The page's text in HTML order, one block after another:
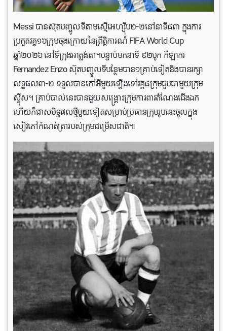
Messi បានស៊ុតបញ្ចូលទីតាមស្មើអេហ្ស៊ីប២-២នៅនាទី៨៣ ក្នុងការ
ប្រកួតវគ្គ១៦ក្រុមចុងក្រោយនៃព្រឹត្តិការណ៍ FIFA World Cup
ឆ្នាំ២០២៦ នៅទីក្រុងអាត្លង់តា។បន្ទាប់មកនាទី ៩២បូក កីឡាករ
Fernandez Enzo ស៊ុតបញ្ចូលទីបន្ថែមបាន១គ្រាប់ទៀតនិងបានរក្សា
លទ្ធផល៣-២ ទទួលបានកៅអីមួយឡេីងទៅវគ្គ៨ក្រុមជួបជាមួយក្រុម
ស្វ៊ីស។ គ្រាប់បាល់នេះបានជួយសង្គ្រោះក្រុមការពារតំណែងជើងឯក
ហើយក៏ជាសមិទ្ធផលថ្មីមួយទៀតសម្រាប់ប្រធានក្រុមរូបនេះចូលក្នុង
សៀវភៅកំណត់ត្រារបស់ក្រុមជម្រើសជាតិ៕